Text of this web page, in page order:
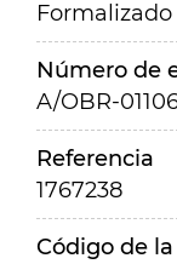
Formalizado
Número de
A/OBR-
Referencia
1767238
Código de